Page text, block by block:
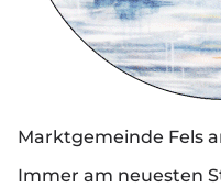
Marktgemeinde Fels
Immer am neuesten